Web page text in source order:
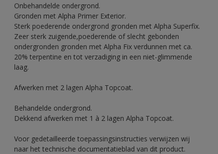
Onbehandelde ondergrond.
Gronden met Alpha Primer Exterior.
Sterk poederende ondergrond gronden met Alpha Superfix.
Zeer sterk zuigende,poederende of slecht gebonden
ondergronden gronden met Alpha Fix verdunnen met ca.
20% terpentine en tot verzadiging in een niet-glimmende
laag.
Afwerken met 2 lagen Alpha Topcoat.
Behandelde ondergrond.
Dekkend afwerken met 1 à 2 lagen Alpha Topcoat.
Voor gedetailleerde toepassingsinstructies verwijzen wij
naar het technische documentatieblad van dit product.